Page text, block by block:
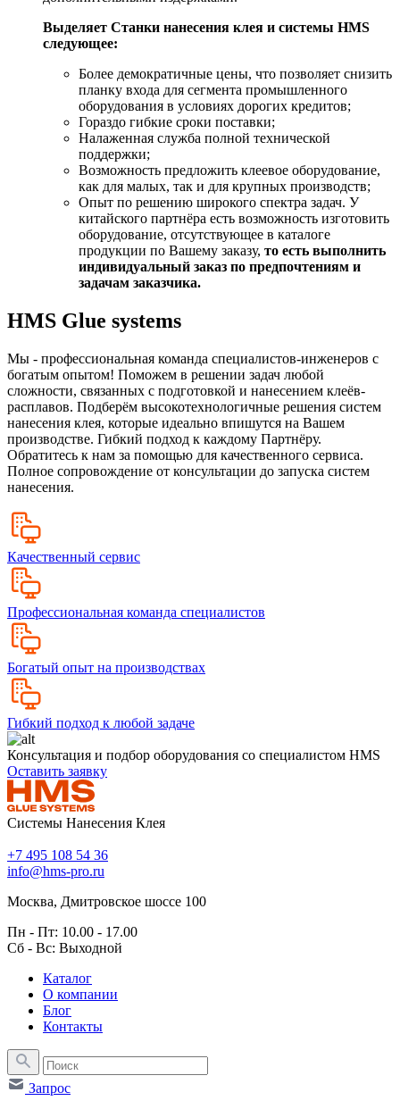
Выделяет Станки нанесения клея и системы HMS
следующее:
Более демократичные цены, что позволяет снизить
планку входа для сегмента промышленного
оборудования в условиях дорогих кредитов;
Гораздо гибкие сроки поставки;
Налаженная служба полной технической
поддержки;
Возможность предложить клеевое оборудование,
как для малых, так и для крупных производств;
Опыт по решению широкого спектра задач. У
китайского партнёра есть возможность изготовить
оборудование, отсутствующее в каталоге
продукции по Вашему заказу, то есть выполнить
индивидуальный заказ по предпочтениям и
задачам заказчика.
HMS Glue systems
Мы - профессиональная команда специалистов-инженеров с
богатым опытом! Поможем в решении задач любой
сложности, связанных с подготовкой и нанесением клеёв-
расплавов. Подберём высокотехнологичные решения систем
нанесения клея, которые идеально впишутся на Вашем
производстве. Гибкий подход к каждому Партнёру.
Обратитесь к нам за помощью для качественного сервиса.
Полное сопровождение от консультации до запуска систем
нанесения.
Качественный сервис
Профессиональная команда специалистов
Богатый опыт на производствах
Гибкий подход к любой задаче
Консультация и подбор оборудования со специалистом HMS
Оставить заявку
Системы Нанесения Клея
+7 495 108 54 36
info@hms-pro.ru
Москва, Дмитровское шоссе 100
Пн - Пт: 10.00 - 17.00
Сб - Вс: Выходной
Каталог
О компании
Блог
Контакты
Запрос